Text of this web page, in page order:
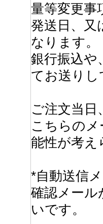
量等変更事
発送日、又
なります。
銀行振込や
てお送り
ご注文当
こちらの
能性が考え
*自動送信
確認メール
いです。